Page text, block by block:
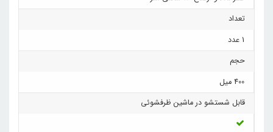
تعداد
1 عدد
حجم
400 میل
قابل شستشو در ماشین ظرفشوئی